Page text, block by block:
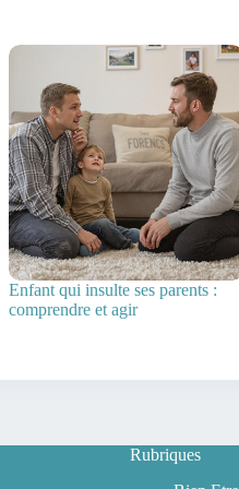
Enfant qui insulte ses parents :
comprendre et agir
Rubriques